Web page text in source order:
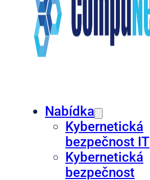
Nabídka
Kybernetická
bezpečnost IT
Kybernetická
bezpečnost